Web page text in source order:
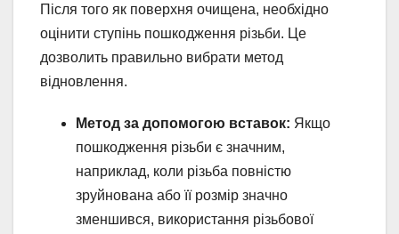
Після того як поверхня очищена, необхідно
оцінити ступінь пошкодження різьби. Це
дозволить правильно вибрати метод
відновлення.
Метод за допомогою вставок: Якщо
пошкодження різьби є значним,
наприклад, коли різьба повністю
зруйнована або її розмір значно
зменшився, використання різьбової